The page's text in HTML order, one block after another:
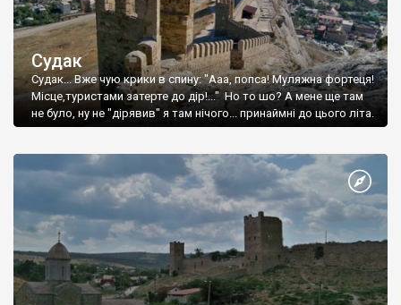
Судак
Судак... Вже чую крики в спину: "Ааа, попса! Муляжна фортеця!
Місце,туристами затерте до дір!..." Но то шо? А мене ще там
не було, ну не "дірявив" я там нічого... принаймні до цього літа.